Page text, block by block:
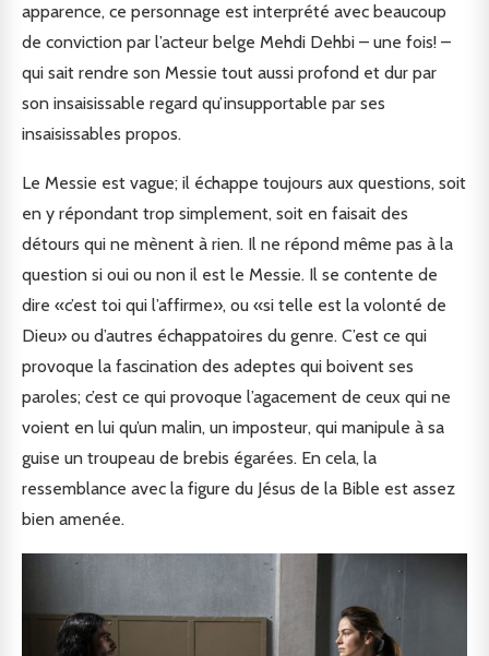
apparence, ce personnage est interprété avec beaucoup
de conviction par l’acteur belge Mehdi Dehbi – une fois! –
qui sait rendre son Messie tout aussi profond et dur par
son insaisissable regard qu’insupportable par ses
insaisissables propos.
Le Messie est vague; il échappe toujours aux questions, soit
en y répondant trop simplement, soit en faisait des
détours qui ne mènent à rien. Il ne répond même pas à la
question si oui ou non il est le Messie. Il se contente de
dire «c’est toi qui l’affirme», ou «si telle est la volonté de
Dieu» ou d’autres échappatoires du genre. C’est ce qui
provoque la fascination des adeptes qui boivent ses
paroles; c’est ce qui provoque l’agacement de ceux qui ne
voient en lui qu’un malin, un imposteur, qui manipule à sa
guise un troupeau de brebis égarées. En cela, la
ressemblance avec la figure du Jésus de la Bible est assez
bien amenée.